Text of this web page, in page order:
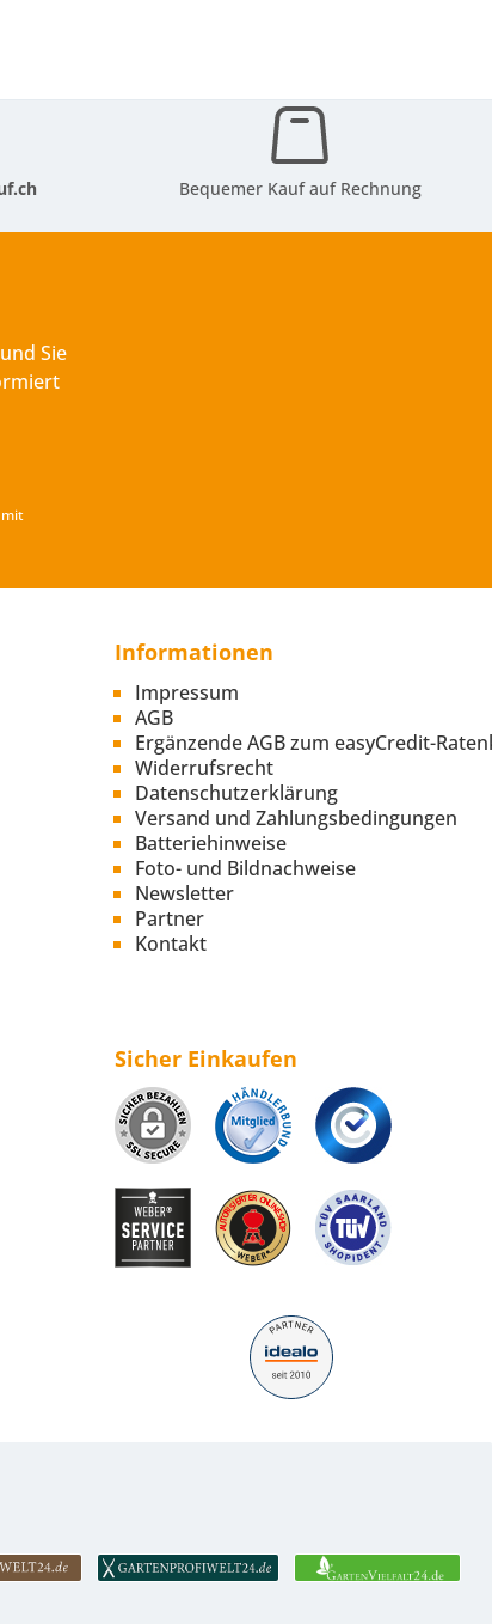
Bequemer Kauf auf Rechnung
Sie
Informationen
Impressum
AGB
Ergänzende AGB zum easyCredit-
Widerrufsrecht
Datenschutzerklärung
Versand und Zahlungsbedingungen
Batteriehinweise
Foto- und Bildnachweise
Newsletter
Partner
Kontakt
Sicher Einkaufen